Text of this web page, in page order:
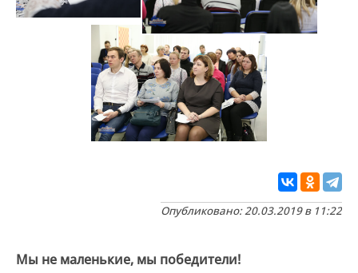
Опубликовано: 20.03.2019 в 11:22
Мы не маленькие, мы победители!